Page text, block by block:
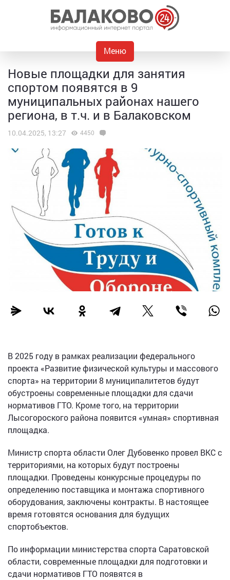
Меню
Новые площадки для занятия
спортом появятся в 9
муниципальных районах нашего
региона, в т.ч. и в Балаковском
10.04.2025, 13:27 4450
В 2025 году в рамках реализации федерального
проекта «Развитие физической культуры и массового
спорта» на территории 8 муниципалитетов будут
обустроены современные площадки для сдачи
нормативов ГТО. Кроме того, на территории
Лысогороского района появится «умная» спортивная
площадка.
Министр спорта области Олег Дубовенко провел ВКС с
территориями, на которых будут построены
площадки. Проведены конкурсные процедуры по
определению поставщика и монтажа спортивного
оборудования, заключены контракты. В настоящее
время готовятся основания для будущих
спортобъектов.
По информации министерства спорта Саратовской
области, современные площадки для подготовки и
сдачи нормативов ГТО появятся в